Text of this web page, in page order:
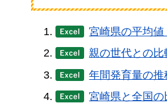
宮崎県の平均値
親の世代との比
年間発育量の推
宮崎県と全国の